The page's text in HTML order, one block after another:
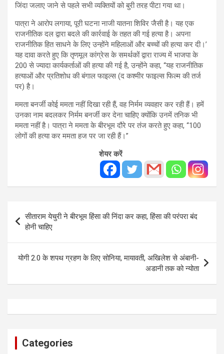
जिंदा जलाए जाने से पहले सभी व्यक्तियों को बुरी तरह पीटा गया था।
पात्रा ने आरोप लगाया, पूरी घटना नाजी यातना शिविर जैसी है। यह एक
राजनीतिक दल द्वारा बदले की कार्रवाई के तहत की गई हत्या है। अपना
राजनीतिक हित साधने के लिए उन्होंने महिलाओं और बच्चों की हत्या कर दी।’
यह दावा करते हुए कि तृणमूल कांग्रेस के समर्थकों द्वारा राज्य में भाजपा के
200 से ज्यादा कार्यकर्ताओं की हत्या की गई है, उन्होंने कहा, ‘‘यह राजनीतिक
हत्याओं और प्रतिशोध की बंगाल फाइल्स (द कश्मीर फाइल्स फिल्म की तर्ज
पर) है।
ममता बनर्जी कोई ममता नहीं दिखा रही हैं, वह निर्मम व्यवहार कर रही हैं। हमें
उनका नाम बदलकर निर्मम बनर्जी कर देना चाहिए क्योंकि उनमें तनिक भी
ममता नहीं है। पात्रा ने ममता के बीरभूम दौरे पर तंज करते हुए कहा, ‘‘100
लोगों की हत्या कर ममता हज पर जा रही हैं।”
शेयर करें
Post
navigation
सीताराम येचुरी ने बीरभूम हिंसा की निंदा कर कहा, हिंसा की परंपरा बंद
होनी चाहिए
योगी 2.0 के शपथ ग्रहण के लिए सोनिया, मायावती, अखिलेश से अंबानी-
अडानी तक को न्‍योता
Categories